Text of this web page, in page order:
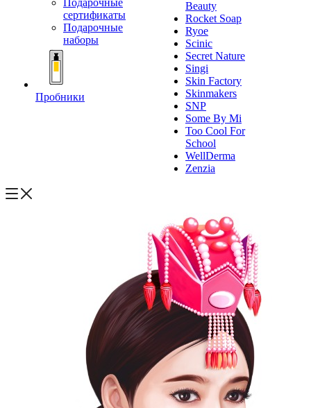
Подарочные
сертификаты
Подарочные
наборы
Пробники
Beauty
Rocket Soap
Ryoe
Scinic
Secret Nature
Singi
Skin Factory
Skinmakers
SNP
Some By Mi
Too Cool For
School
WellDerma
Zenzia